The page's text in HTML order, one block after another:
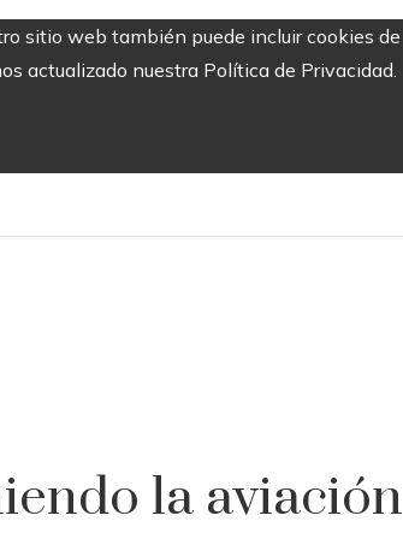
sitio web también puede incluir cookies de
actualizado nuestra Política de Privacidad.
la aviación